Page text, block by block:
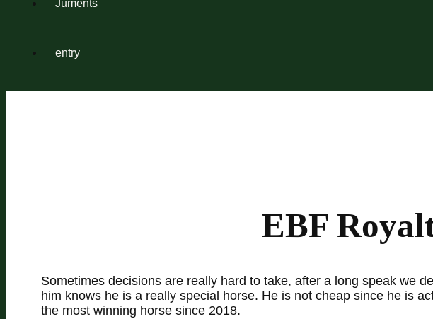
Juments
entry
EBF
Sometimes decisions are really hard to take, after a long speak we
him knows he is a really special horse. He is not cheap since he is
the most winning horse since 2018.